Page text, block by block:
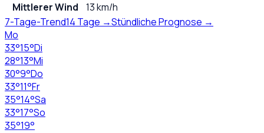
Mittlerer Wind
13 km/h
7-Tage-Trend14 Tage →Stündliche Prognose →
Mo
33°15°Di
28°13°Mi
30°9°Do
33°11°Fr
35°14°Sa
33°17°So
35°19°